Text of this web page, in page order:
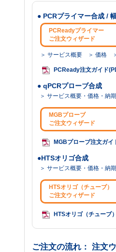
● PCRプライマー合成 /
PCReadyプライマー
ご注文ウィザード
＞ サービス概要 ＞ 価格
PCReady注文ガイド
● qPCRプローブ合成
＞ サービス概要・価格・納
MGBプローブ
ご注文ウィザード
MGBプローブ注文ガイ
●HTSオリゴ合成
＞ サービス概要・価格・納
HTSオリゴ（チューブ）
ご注文ウィザード
HTSオリゴ（チューブ
ご注文の流れ： 注文